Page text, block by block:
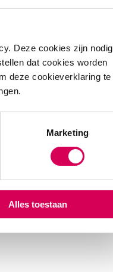
Deze cookies zijn nodig
dat cookies worden
deze cookieverklaring te
Marketing
Alles toestaan